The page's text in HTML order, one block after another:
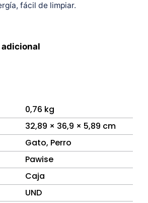
fácil de limpiar.
0,76 kg
32,89 × 36,9 × 5,89 cm
Gato, Perro
Pawise
Caja
UND